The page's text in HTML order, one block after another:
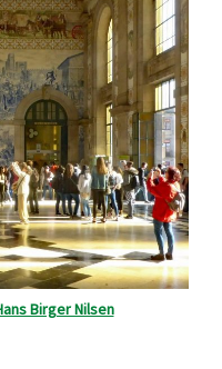
Birger Nilsen